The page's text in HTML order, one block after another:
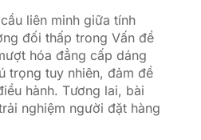
liên minh giữa tính
đối thấp trong Vấn đề
hóa đẳng cấp dáng
trọng tuy nhiên, đảm đề
hành. Tương lai, bài
nghiệm người đặt hàng